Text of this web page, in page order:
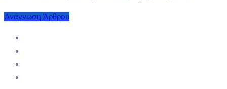
Ανάγνωση Άρθρου